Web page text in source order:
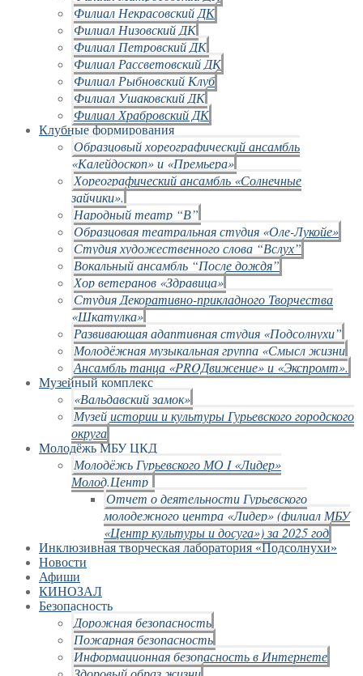
Филиал Некрасовский ДК
Филиал Низовский ДК
Филиал Петровский ДК
Филиал Рассветовский ДК
Филиал Рыбновский Клуб
Филиал Ушаковский ДК
Филиал Храбровский ДК
Клубные формирования
Образцовый хореографический ансамбль
«Калейдоскоп» и «Премьера»
Хореографический ансамбль «Солнечные
зайчики».
Народный театр “В”
Образцовая театральная студия «Оле-Лукойе»
Студия художественного слова “Вслух”
Вокальный ансамбль “После дождя”
Хор ветеранов «Здравица»
Студия Декоративно-прикладного Творчества
«Шкатулка»
Развивающая адаптивная студия «Подсолнухи”
Молодёжная музыкальная группа «Смысл жизни
Ансамбль танца «PROДвижение» и «Экспромт».
Музейный комплекс
«Вальдавский замок»
Музей истории и культуры Гурьевского городского
округа
Молодёжь МБУ ЦКД
Молодёжь Гурьевского МО I «Лидер»
Молод.Центр
Отчет о деятельности Гурьевского
молодежного центра «Лидер» (филиал МБУ
«Центр культуры и досуга») за 2025 год
Инклюзивная творческая лаборатория «Подсолнухи»
Новости
Афиши
КИНОЗАЛ
Безопасность
Дорожная безопасность
Пожарная безопасность
Информационная безопасность в Интернете